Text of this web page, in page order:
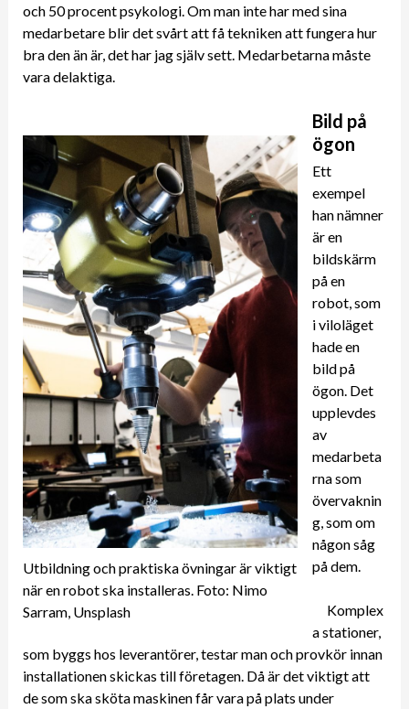
och 50 procent psykologi. Om man inte har med sina
medarbetare blir det svårt att få tekniken att fungera hur
bra den än är, det har jag själv sett. Medarbetarna måste
vara delaktiga.
Utbildning och praktiska övningar är viktigt
när en robot ska installeras. Foto: Nimo
Sarram, Unsplash
Bild på
ögon
Ett
exempel
han nämner
är en
bildskärm
på en
robot, som
i viloläget
hade en
bild på
ögon. Det
upplevdes
av
medarbeta
rna som
övervaknin
g, som om
någon såg
på dem.
Komplex
a stationer,
som byggs hos leverantörer, testar man och provkör innan
installationen skickas till företagen. Då är det viktigt att
de som ska sköta maskinen får vara på plats under